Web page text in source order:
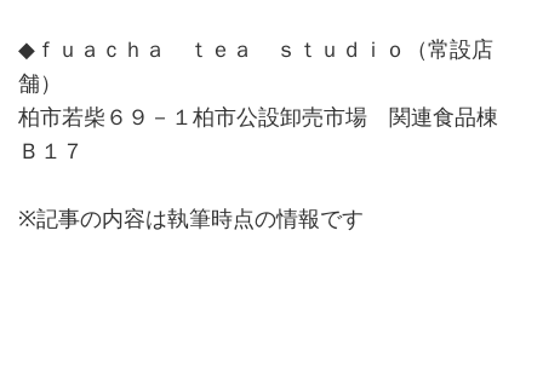
◆ｆｕａｃｈａ ｔｅａ ｓｔｕｄｉｏ（常設店
舗）
柏市若柴６９－１柏市公設卸売市場 関連食品棟
Ｂ１７
※記事の内容は執筆時点の情報です